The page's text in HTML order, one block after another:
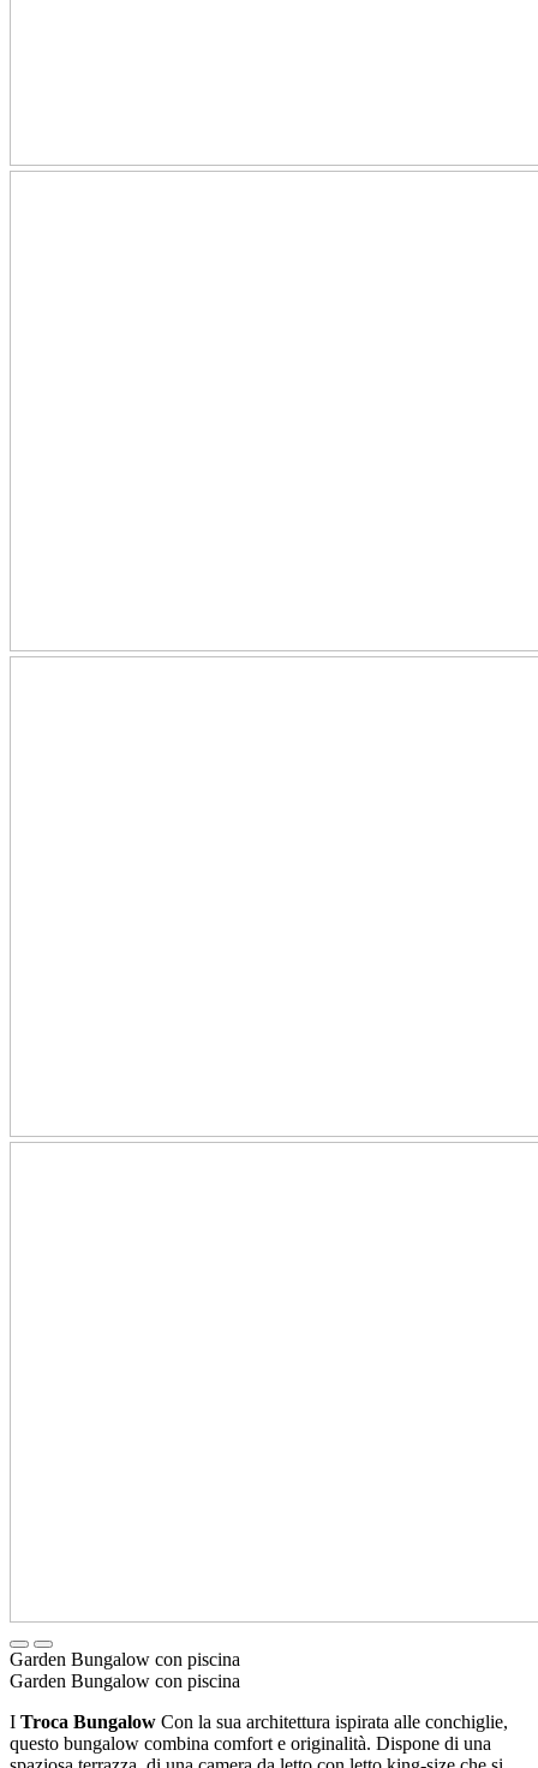
Garden Bungalow con piscina
Garden Bungalow con piscina
I Troca Bungalow Con la sua architettura ispirata alle conchiglie,
questo bungalow combina comfort e originalità. Dispone di una